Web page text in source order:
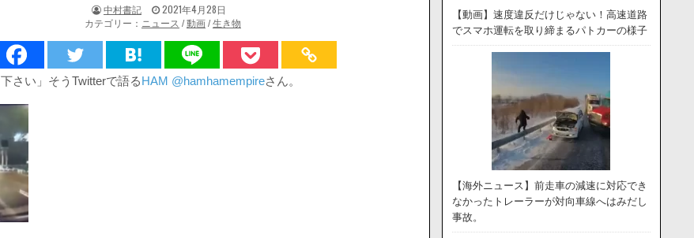
著
者:
中村書記
掲
載
日：
2021年4月28日
カテゴリー： ニュース /動画/生き物
さい」そうTwitterで語るHAM @hamhamempireさん。
【動画】速度違反だけじゃない！高速道路
でスマホ運転を取り締まるパトカーの様子
【海外ニュース】前走車の減速に対応でき
なかったトレーラーが対向車線へはみだし
事故。